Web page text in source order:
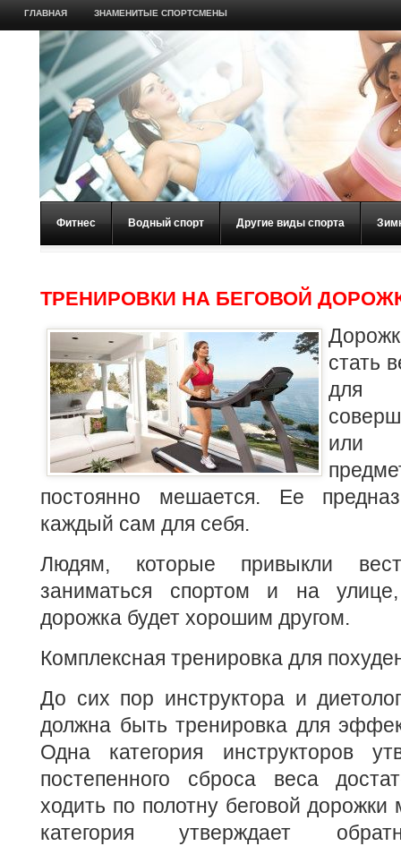
ГЛАВНАЯ ЗНАМЕНИТЫЕ СПОРТСМЕНЫ
Фитнес Водный спорт Другие виды спорта
ТРЕНИРОВКИ НА БЕГОВОЙ
стать
для
или
постоянно мешается. Ее
каждый сам для себя.
Людям, которые привыкли
заниматься спортом и на
дорожка будет хорошим другом.
Комплексная тренировка для
До сих пор инструктора и
должна быть тренировка для
Одна категория инструкторов
постепенного сброса веса
ходить по полотну беговой дорожки
категория утверждает